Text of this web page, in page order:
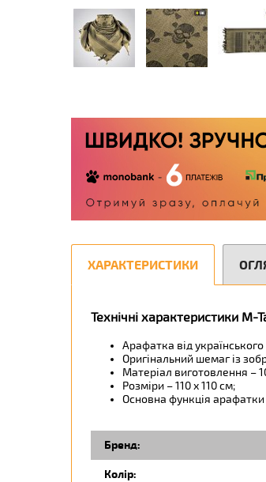
ХАРАКТЕРИСТИКИ
Технічні характеристики
Арафатка від
Оригінальний шемаг із
Матеріал виготовлення –
Розміри – 110 х 110 см;
Основна функція арафатки
Бренд:
Колір: